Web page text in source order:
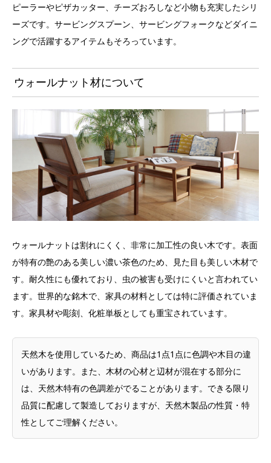
ピーラーやピザカッター、チーズおろしなど小物も充実したシリ
ーズです。サービングスプーン、サービングフォークなどダイニ
ングで活躍するアイテムもそろっています。
ウォールナット材について
ウォールナットは割れにくく、非常に加工性の良い木です。表面
が特有の艶のある美しい濃い茶色のため、見た目も美しい木材で
す。耐久性にも優れており、虫の被害も受けにくいと言われてい
ます。世界的な銘木で、家具の材料としては特に評価されていま
す。家具材や彫刻、化粧単板としても重宝されています。
天然木を使用しているため、商品は1点1点に色調や木目の違
いがあります。また、木材の心材と辺材が混在する部分に
は、天然木特有の色調差がでることがあります。できる限り
品質に配慮して製造しておりますが、天然木製品の性質・特
性としてご理解ください。